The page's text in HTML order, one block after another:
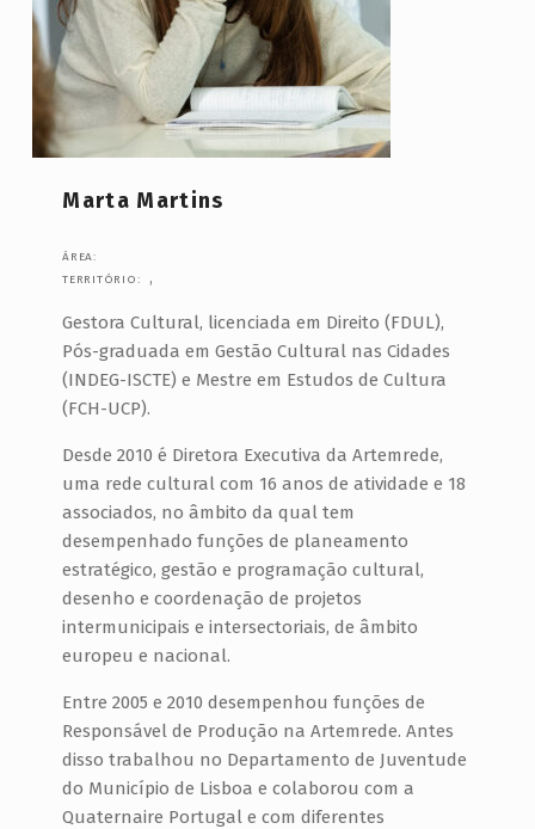
Marta Martins
ÁREA:
TERRITÓRIO:
,
Gestora Cultural, licenciada em Direito (FDUL),
Pós-graduada em Gestão Cultural nas Cidades
(INDEG-ISCTE) e Mestre em Estudos de Cultura
(FCH-UCP).
Desde 2010 é Diretora Executiva da Artemrede,
uma rede cultural com 16 anos de atividade e 18
associados, no âmbito da qual tem
desempenhado funções de planeamento
estratégico, gestão e programação cultural,
desenho e coordenação de projetos
intermunicipais e intersectoriais, de âmbito
europeu e nacional.
Entre 2005 e 2010 desempenhou funções de
Responsável de Produção na Artemrede. Antes
disso trabalhou no Departamento de Juventude
do Município de Lisboa e colaborou com a
Quaternaire Portugal e com diferentes